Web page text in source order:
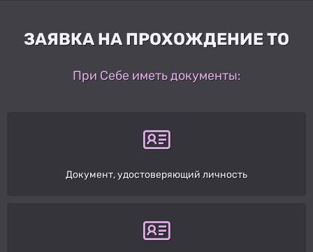
ЗАЯВКА НА ПРОХОЖДЕНИЕ ТО
При Себе иметь документы:
Документ, удостоверяющий личность